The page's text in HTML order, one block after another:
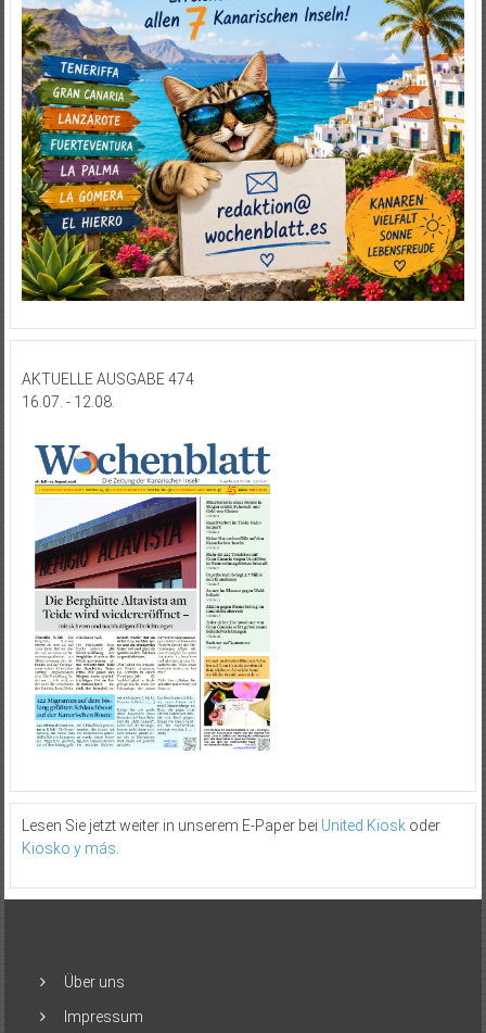
AKTUELLE AUSGABE 474
16.07. - 12.08.
Lesen Sie jetzt weiter in unserem E-Paper bei United Kioskoder
Kiosko y más.
Über uns
Impressum